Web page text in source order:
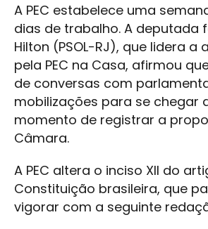
A PEC estabelece uma
dias de trabalho. A deputada
Hilton (PSOL-RJ), que lidera a
pela PEC na Casa, afirmou
de conversas com
mobilizações para se chegar
momento de registrar a
Câmara.
A PEC altera o inciso XII do
Constituição brasileira, que
vigorar com a seguinte